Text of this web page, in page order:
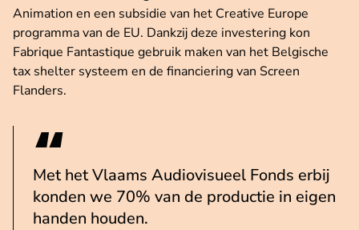
Animation en een subsidie van het Creative Europe
programma van de EU. Dankzij deze investering kon
Fabrique Fantastique gebruik maken van het Belgische
tax shelter systeem en de financiering van Screen
Flanders.
Met het Vlaams Audiovisueel Fonds erbij
konden we 70% van de productie in eigen
handen houden.